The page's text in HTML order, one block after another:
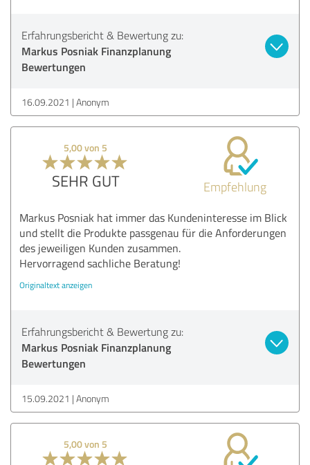
Erfahrungsbericht & Bewertung zu:
Markus Posniak Finanzplanung
Bewertungen
16.09.2021 Anonym
5,00 von 5
SEHR GUT Empfehlung
Markus Posniak hat immer das Kundeninteresse im Blick
und stellt die Produkte passgenau für die Anforderungen
des jeweiligen Kunden zusammen.
Hervorragend sachliche Beratung!
Originaltext anzeigen
Erfahrungsbericht & Bewertung zu:
Markus Posniak Finanzplanung
Bewertungen
15.09.2021 Anonym
5,00 von 5